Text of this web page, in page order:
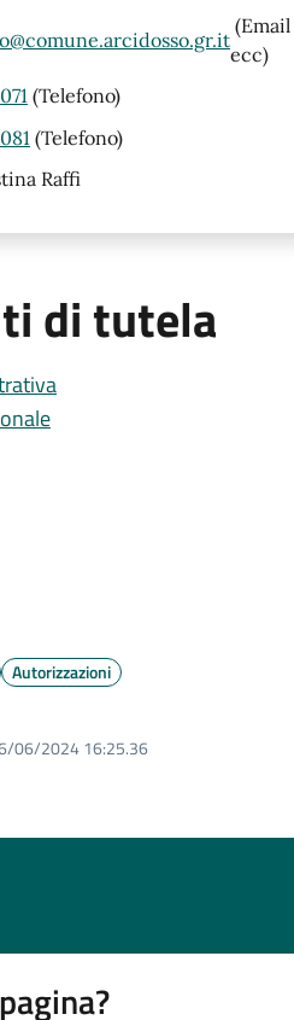
ecc)
(Telefono)
(Telefono)
Raffi
di tutela
Autorizzazioni
06/2024 16:25.36